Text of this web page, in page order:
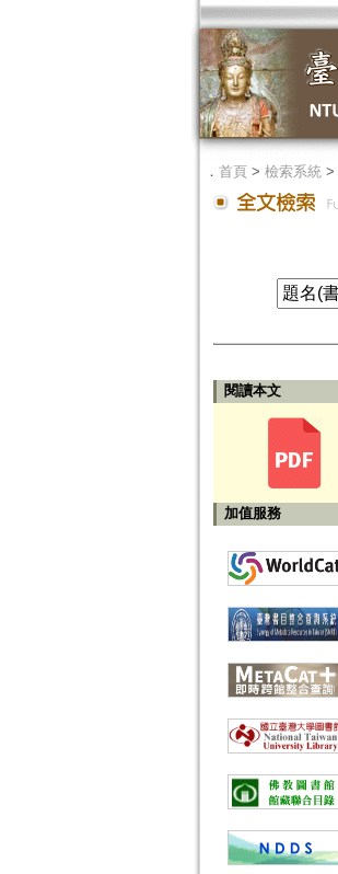
． 首頁> 檢索系統>
閱讀本文
加值服務